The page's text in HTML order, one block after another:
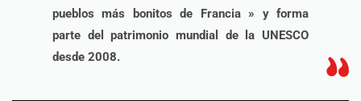
pueblos más bonitos de Francia » y forma
parte del patrimonio mundial de la UNESCO
desde 2008.